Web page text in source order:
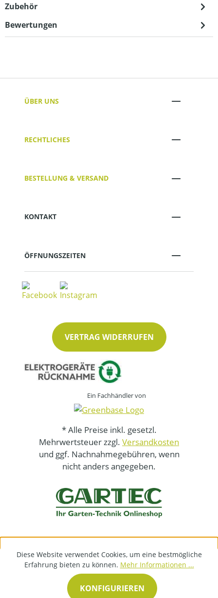
Zubehör
Bewertungen
ÜBER UNS
RECHTLICHES
BESTELLUNG & VERSAND
KONTAKT
ÖFFNUNGSZEITEN
VERTRAG WIDERRUFEN
Ein Fachhändler von
* Alle Preise inkl. gesetzl.
Mehrwertsteuer zzgl. Versandkosten
und ggf. Nachnahmegebühren, wenn
nicht anders angegeben.
Diese Website verwendet Cookies, um eine bestmögliche
Erfahrung bieten zu können. Mehr Informationen ...
KONFIGURIEREN